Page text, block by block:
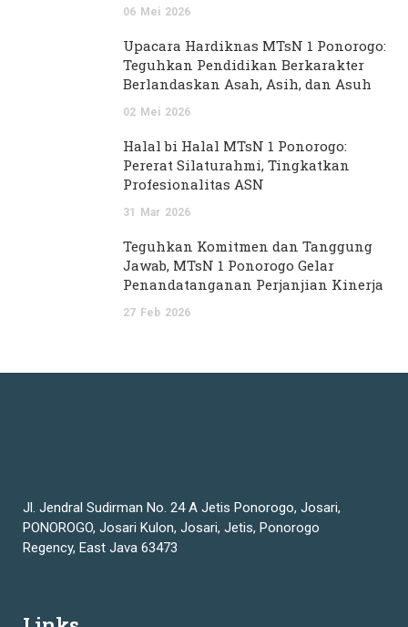
06 Mei 2026
Upacara Hardiknas MTsN 1 Ponorogo:
Teguhkan Pendidikan Berkarakter
Berlandaskan Asah, Asih, dan Asuh
02 Mei 2026
Halal bi Halal MTsN 1 Ponorogo:
Pererat Silaturahmi, Tingkatkan
Profesionalitas ASN
31 Mar 2026
Teguhkan Komitmen dan Tanggung
Jawab, MTsN 1 Ponorogo Gelar
Penandatanganan Perjanjian Kinerja
27 Feb 2026
Jl. Jendral Sudirman No. 24 A Jetis Ponorogo, Josari,
PONOROGO, Josari Kulon, Josari, Jetis, Ponorogo
Regency, East Java 63473